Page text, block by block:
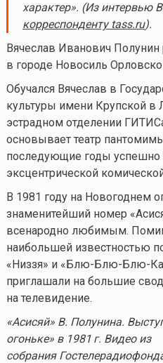
характер». (Из интервью
корреспонденту tass.ru).
Вячеслав Иванович Полунин
в городе Новосиль
Обучался Вячеслав в
культуры имени Крупской в
эстрадном отделении
основывает театр
последующие годы успешно
эксцентрической
В 1981 году на Новогоднем
знаменитейший номер
всенародно любимым.
наибольшей известностью
«Низзя» и «Блю-Блю-Блю-
приглашали на большие
на телевидение.
«Асисяй» В. Полунина.
огоньке» в 1981 г. Видео из
собрания